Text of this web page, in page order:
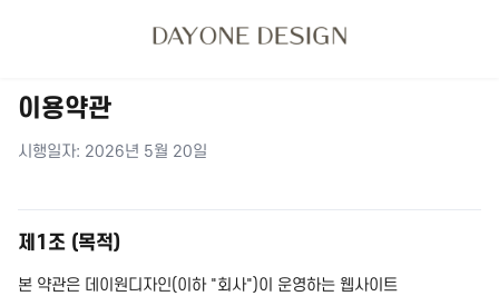
이용약관
시행일자: 2026년 5월 20일
제1조 (목적)
본 약관은 데이원디자인(이하 "회사")이 운영하는 웹사이트